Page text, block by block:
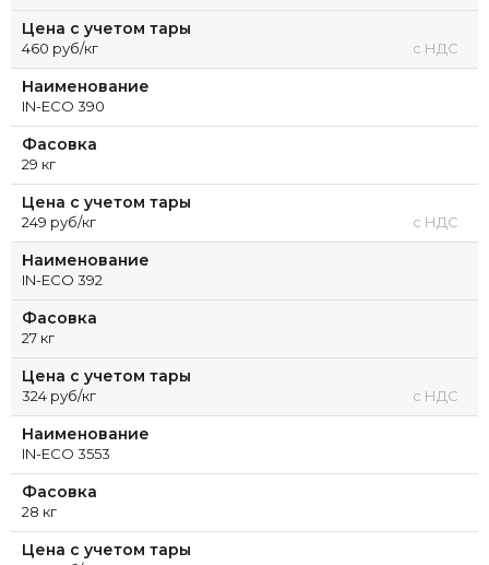
Цена с учетом тары
460 руб/кг с НДС
Наименование
IN-ECO 390
Фасовка
29 кг
Цена с учетом тары
249 руб/кг с НДС
Наименование
IN-ECO 392
Фасовка
27 кг
Цена с учетом тары
324 руб/кг с НДС
Наименование
IN-ECO 3553
Фасовка
28 кг
Цена с учетом тары